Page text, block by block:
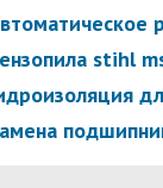
stihl